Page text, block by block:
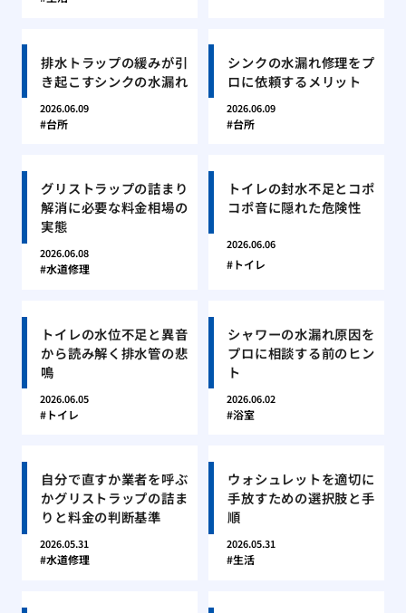
排水トラップの緩みが引
き起こすシンクの水漏れ
2026.06.09
台所
シンクの水漏れ修理をプ
ロに依頼するメリット
2026.06.09
台所
グリストラップの詰まり
解消に必要な料金相場の
実態
2026.06.08
水道修理
トイレの封水不足とコポ
コポ音に隠れた危険性
2026.06.06
トイレ
トイレの水位不足と異音
から読み解く排水管の悲
鳴
2026.06.05
トイレ
シャワーの水漏れ原因を
プロに相談する前のヒン
ト
2026.06.02
浴室
自分で直すか業者を呼ぶ
かグリストラップの詰ま
りと料金の判断基準
2026.05.31
水道修理
ウォシュレットを適切に
手放すための選択肢と手
順
2026.05.31
生活